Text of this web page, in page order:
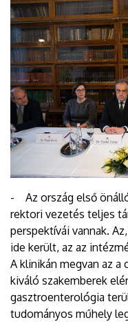
- Az ország első
rektori vezetés teljes
perspektívái vannak.
ide került, az az
A klinikán megvan az a
kiváló szakemberek
gasztroenterológia
tudományos műhely